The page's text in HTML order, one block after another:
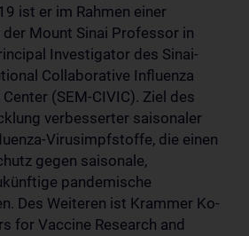
ist er im Rahmen einer
Mount Sinai Professor in
Investigator des Sinai-
Collaborative Influenza
(SEM-CIVIC). Ziel des
verbesserter saisonaler
Virusimpfstoffe, die einen
gegen saisonale,
pandemische
Des Weiteren ist Krammer Ko-
for Vaccine Research and